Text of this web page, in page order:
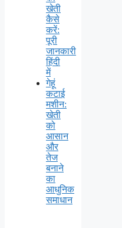
खेती
कैसे
करें:
पूरी
जानकारी
हिंदी
में
गेहूं
कटाई
मशीन:
खेती
को
आसान
और
तेज
बनाने
का
आधुनिक
समाधान